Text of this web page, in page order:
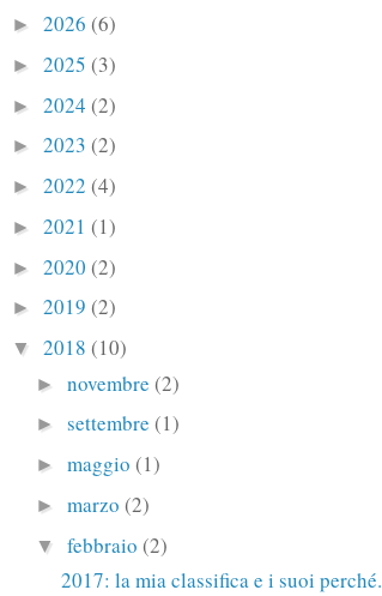
► 2026 (6)
► 2025 (3)
► 2024 (2)
► 2023 (2)
► 2022 (4)
► 2021 (1)
► 2020 (2)
► 2019 (2)
▼ 2018 (10)
►novembre(2)
►settembre(1)
►maggio(1)
►marzo(2)
▼febbraio(2)
2017: la mia classifica e i suoi perché.